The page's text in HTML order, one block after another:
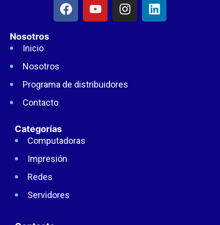
Nosotros
Inicio
Nosotros
Programa de distribuidores
Contacto
Categorías
Computadoras
Impresión
Redes
Servidores